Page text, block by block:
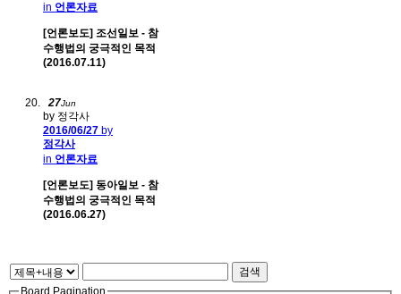
in 언론자료
[언론보도] 조선일보 - 참
수행법의 궁극적인 목적
(2016.07.11)
27Jun
by 정각사
2016/06/27 by
정각사
in 언론자료
[언론보도] 동아일보 - 참
수행법의 궁극적인 목적
(2016.06.27)
검색
Board Pagination